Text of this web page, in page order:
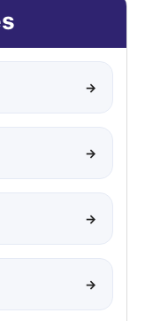
→
→
→
→